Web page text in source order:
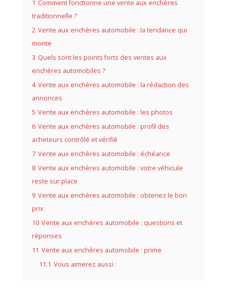
1 Comment fonctionne une vente aux enchères
traditionnelle ?
2 Vente aux enchères automobile : la tendance qui
monte
3 Quels sont les points forts des ventes aux
enchères automobiles ?
4 Vente aux enchères automobile : la rédaction des
annonces
5 Vente aux enchères automobile : les photos
6 Vente aux enchères automobile : profil des
acheteurs contrôlé et vérifié
7 Vente aux enchères automobile : échéance
8 Vente aux enchères automobile : votre véhicule
reste sur place
9 Vente aux enchères automobile : obtenez le bon
prix
10 Vente aux enchères automobile : questions et
réponses
11 Vente aux enchères automobile : prime
11.1 Vous aimerez aussi :